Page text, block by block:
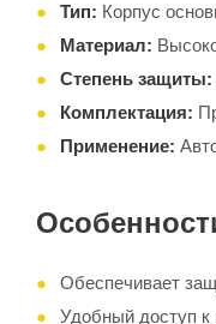
Тип: Корпус
Материал:
Степень защиты:
Комплектация:
Применение:
Обеспечивает
Удобный доступ к